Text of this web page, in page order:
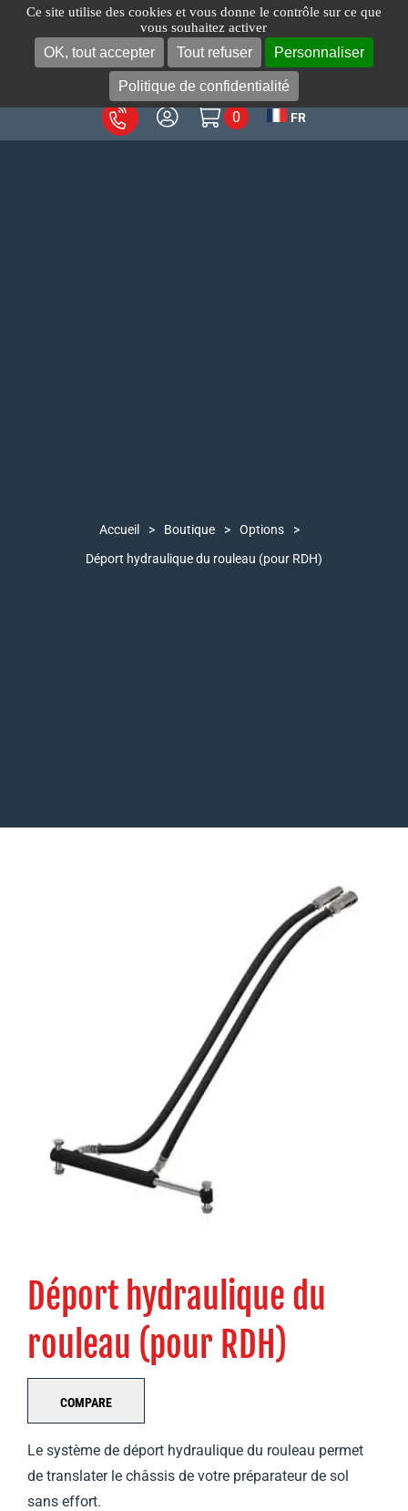
Ce site utilise des cookies et vous donne le contrôle sur ce que
vous souhaitez activer
OK, tout accepter Tout refuser Personnaliser
Politique de confidentialité
Passer
contenu
0 FR
Accueil > Boutique > Options
>
Déport hydraulique du rouleau (pour RDH)
Déport hydraulique du
rouleau (pour RDH)
COMPARE
Le système de déport hydraulique du rouleau permet
de translater le châssis de votre préparateur de sol
sans effort.